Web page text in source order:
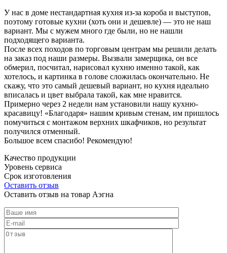
У нас в доме нестандартная кухня из-за короба и выступов,
поэтому готовые кухни (хоть они и дешевле) — это не наш
вариант. Мы с мужем много где были, но не нашли
подходящего варианта.
После всех походов по торговым центрам мы решили делать
на заказ под наши размеры. Вызвали замерщика, он все
обмерил, посчитал, нарисовал кухню именно такой, как
хотелось, и картинка в голове сложилась окончательно. Не
скажу, что это самый дешевый вариант, но кухня идеально
вписалась и цвет выбрала такой, как мне нравится.
Примерно через 2 недели нам установили нашу кухню-
красавицу! «Благодаря» нашим кривым стенам, им пришлось
помучиться с монтажом верхних шкафчиков, но результат
получился отменный.
Большое всем спасибо! Рекомендую!
Качество продукции
Уровень сервиса
Срок изготовления
Оставить отзыв
Оставить отзыв на товар Аэгна